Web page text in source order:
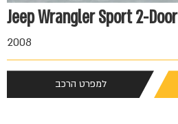
Jeep Wrangler Sport 2-Door
2008
למפרט הרכב